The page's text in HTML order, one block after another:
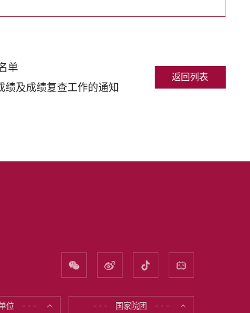
单
绩及成绩复查工作的通知
返回列表
位 * * * * * * 国家院团 * * *